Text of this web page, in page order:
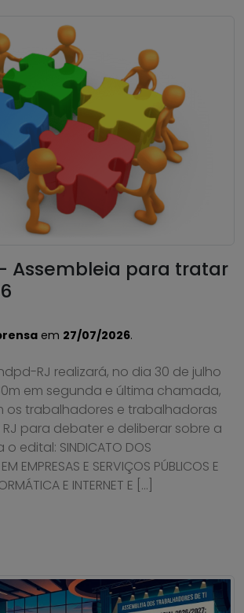
Assembleia para tratar
em 27/07/2026.
RJ realizará, no dia 30 de julho
em segunda e última chamada,
os trabalhadores e trabalhadoras
para debater e deliberar sobre a
o edital: SINDICATO DOS
EMPRESAS E SERVIÇOS PÚBLICOS E
E INTERNET E […]